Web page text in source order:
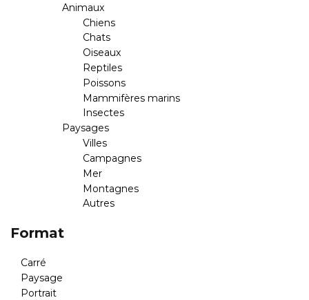
Animaux
Chiens
Chats
Oiseaux
Reptiles
Poissons
Mammifères marins
Insectes
Paysages
Villes
Campagnes
Mer
Montagnes
Autres
Format
Carré
Paysage
Portrait